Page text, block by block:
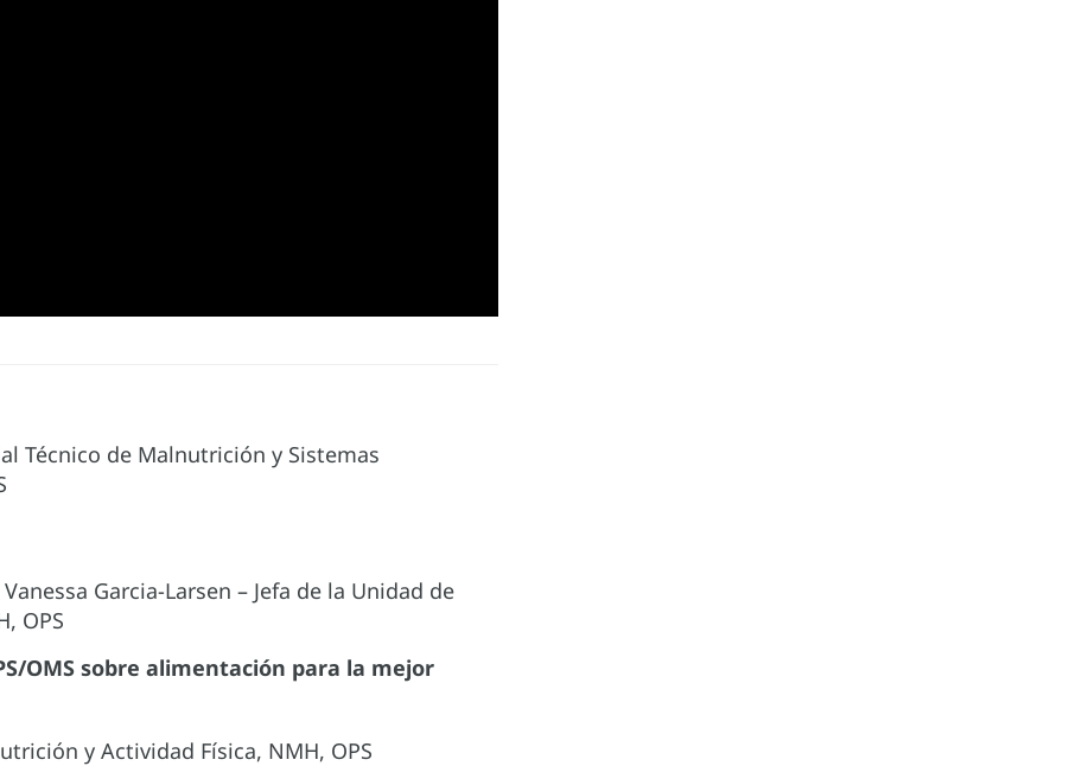
Técnico de Malnutrición y Sistemas
Garcia-Larsen – Jefa de la Unidad de
OPS
OMS sobre alimentación para la mejor
y Actividad Física, NMH, OPS